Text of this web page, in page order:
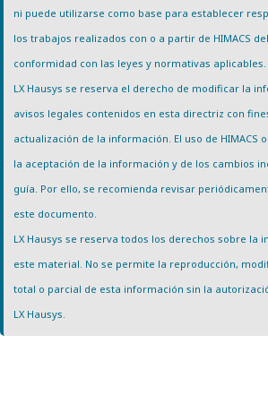
ni puede utilizarse como base para establecer
los trabajos realizados con o a partir de HIMACS
conformidad con las leyes y normativas aplicables.
LX Hausys se reserva el derecho de modificar la
avisos legales contenidos en esta directriz con
actualización de la información. El uso de HIMACS
la aceptación de la información y de los cambios
guía. Por ello, se recomienda revisar
este documento.
LX Hausys se reserva todos los derechos sobre la
este material. No se permite la reproducción,
total o parcial de esta información sin la
LX Hausys.